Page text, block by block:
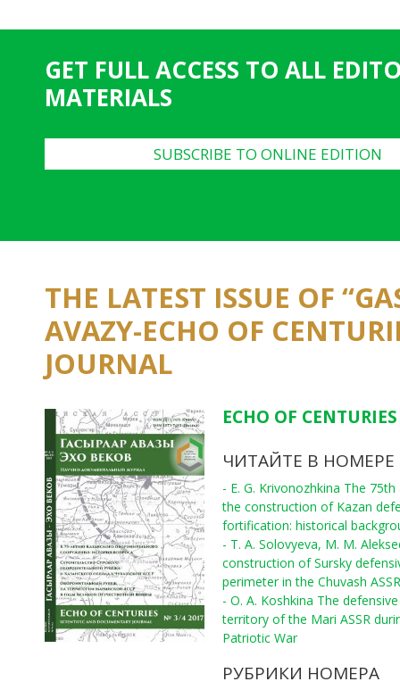
g
s
GET FULL ACCESS TO ALL
MATERIALS
SUBSCRIBE TO ONLINE EDITION
THE LATEST ISSUE OF
AVAZY-ECHO OF
JOURNAL
ECHO OF
ЧИТАЙТЕ В НОМЕРЕ
- E. G. Krivonozhkina The
the construction of Kazan
fortification: historical
- T. A. Solovyeva, M. M.
construction of Sursky
perimeter in the Chuvash ASSR
- O. A. Koshkina The
territory of the Mari ASSR
Patriotic War
РУБРИКИ НОМЕРА